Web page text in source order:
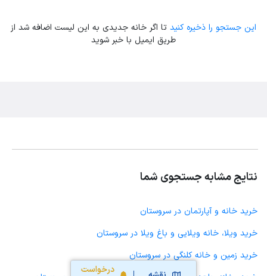
درخواست
این جستجو را ذخیره کنید تا اگر خانه جدیدی به این لیست اضافه شد از
طریق ایمیل با خبر شوید
نتایج مشابه جستجوی شما
خرید خانه و آپارتمان در سروستان
خرید ویلا، خانه ویلایی و باغ ویلا در سروستان
خرید زمین و خانه کلنگی در سروستان